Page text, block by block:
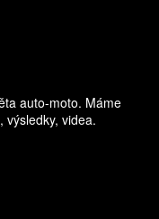
auto-moto. Máme
videa.